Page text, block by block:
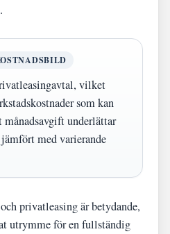
vilket
som kan
månadsavgift underlättar
med varierande
privatleasing är betydande,
utrymme för en fullständig